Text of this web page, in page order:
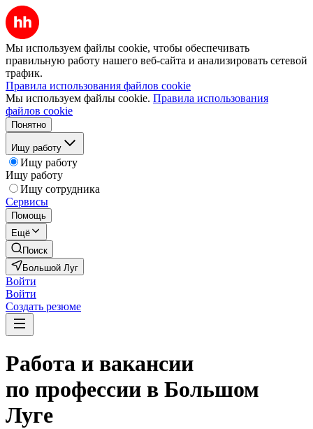
Мы используем файлы cookie, чтобы обеспечивать
правильную работу нашего веб-сайта и анализировать сетевой
трафик.
Правила использования файлов cookie
Мы используем файлы cookie. Правила использования
файлов cookie
Понятно
Ищу работу
Ищу работу
Ищу работу
Ищу сотрудника
Сервисы
Помощь
Ещё
Поиск
Большой Луг
Войти
Войти
Создать резюме
Работа и вакансии
по профессии в Большом
Луге